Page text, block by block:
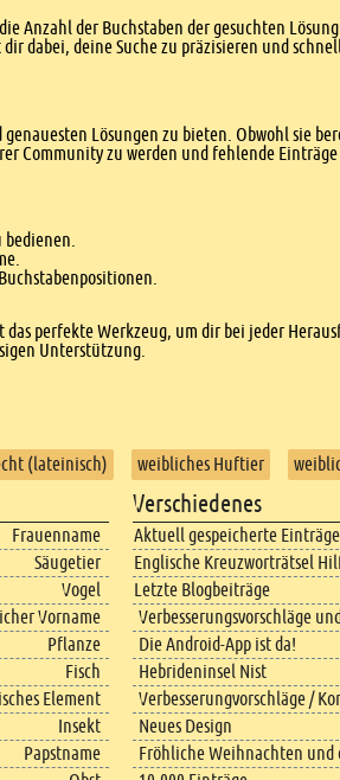
Anzahl der Buchstaben der gesuchten
dabei, deine Suche zu präzisieren und
Lösungen zu bieten. Obwohl sie
Community zu werden und fehlende
perfekte Werkzeug, um dir bei jeder
Unterstützung.
(lateinisch) weibliches Huftier
Frauenname
Säugetier
Vogel
Vorname
Pflanze
Fisch
Element
Insekt
Papstname
Verschiedenes
Aktuell gespeicherte
Englische Kreuzworträtsel
Letzte Blogbeiträge
Verbesserungsvorschläge
Die Android-App ist da!
Hebrideninsel Nist
Verbesserungvorschläge /
Neues Design
Fröhliche Weihnachten und